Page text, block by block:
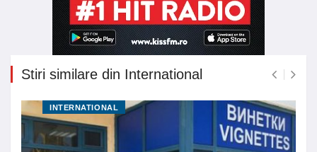
Stiri similare din International
INTERNATIONAL